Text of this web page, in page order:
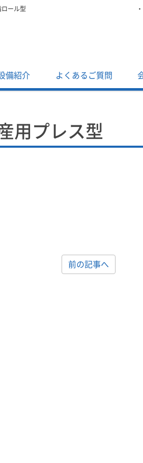
ール型
備紹介 よくあるご質問
用プレス型
前の記事へ